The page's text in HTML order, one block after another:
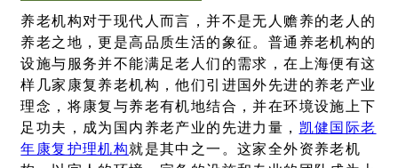
养老机构对于现代人而言，并不是无人赡养的老人的
养老之地，更是高品质生活的象征。普通养老机构的
设施与服务并不能满足老人们的需求，在上海便有这
样几家康复养老机构，他们引进国外先进的养老产业
理念，将康复与养老有机地结合，并在环境设施上下
足功夫，成为国内养老产业的先进力量， 凯健国际老
年康复护理机构就是其中之一。这家全外资养老机